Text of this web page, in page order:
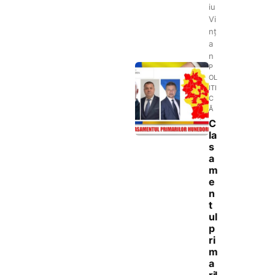
iu
Vi
nț
a
n
P
OL
ITI
C
Ă
C
la
s
a
m
e
n
t
ul
p
ri
m
a